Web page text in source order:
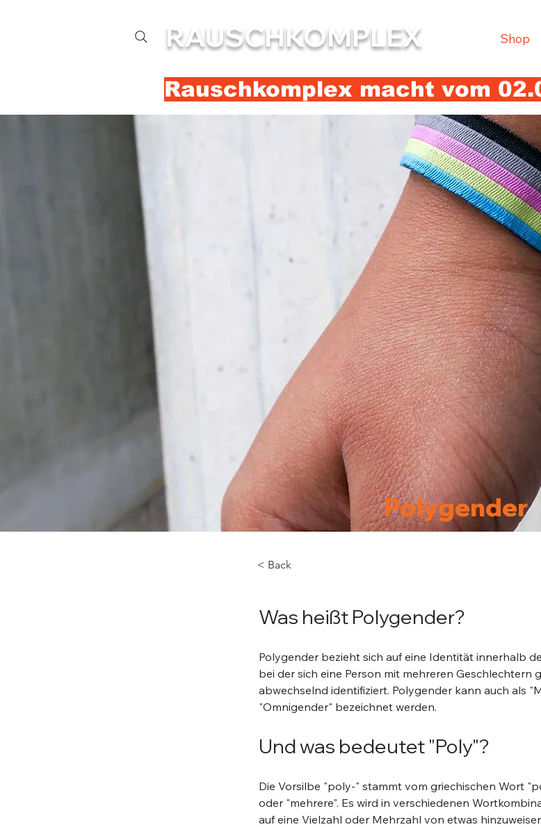
RAUSCHKOMPLEX Shop
Rauschkomplex macht vom
Polygender
< Back
Was heißt Polygender?
Polygender bezieht sich auf eine Identität innerhalb
bei der sich eine Person mit mehreren Geschlechtern
abwechselnd identifiziert. Polygender kann auch als
"Omnigender" bezeichnet werden.
Und was bedeutet "Poly"?
Die Vorsilbe "poly-" stammt vom griechischen Wort
oder "mehrere". Es wird in verschiedenen
auf eine Vielzahl oder Mehrzahl von etwas